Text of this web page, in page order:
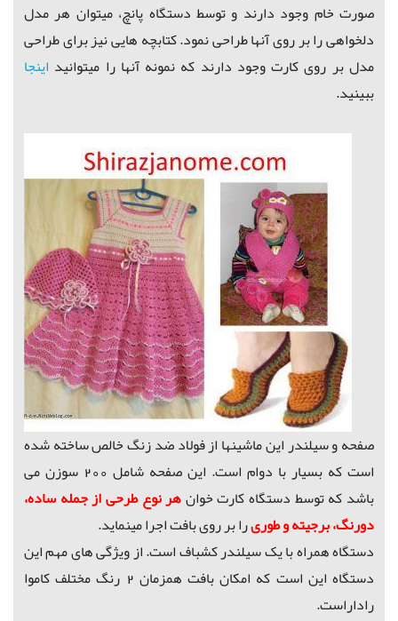
صورت خام وجود دارند و توسط دستگاه پانچ، میتوان هر مدل
دلخواهی را بر روی آنها طراحی نمود. کتابچه هایی نیز برای طراحی
مدل بر روی کارت وجود دارند که نمونه آنها را میتوانید اینجا
ببینید.
صفحه و سیلندر این ماشینها از فولاد ضد زنگ خالص ساخته شده
است که بسیار با دوام است.
این صفحه شامل 200 سوزن می
باشد که توسطدستگاه کارت خوانهر نوع طرحی از جمله ساده،
دورنگ، برجیته و طوریرا بر روی بافت اجرا مینماید.
دستگاه همراه با یک سیلندر کشباف است.از ویژگی های مهم این
دستگاه این است که امکان بافت همزمان 2 رنگ مختلف کاموا
راداراست.